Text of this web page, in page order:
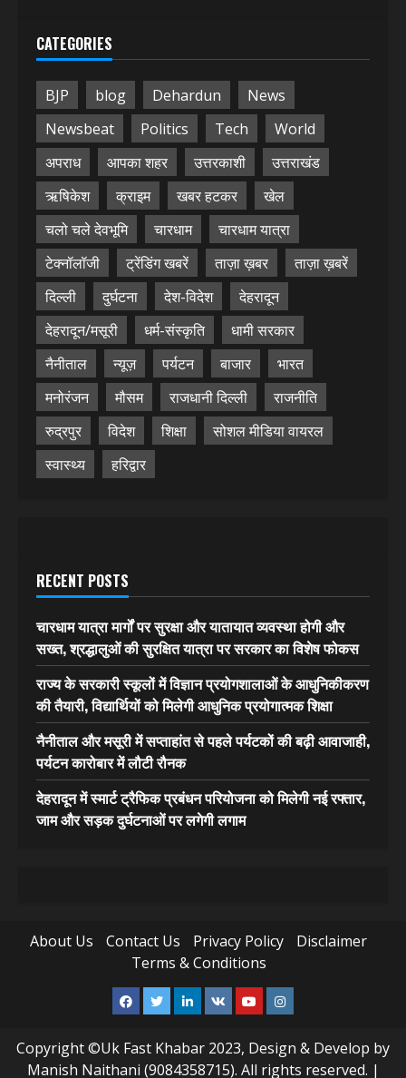
CATEGORIES
BJP blog Dehardun
News
Newsbeat
Politics Tech
World
अपराध
आपका शहर उत्तरकाशी
उत्तराखंड
ऋषिकेश
क्राइम खबर हटकर
खेल
चलो चले देवभूमि
चारधाम
चारधाम यात्रा
टेक्नॉलॉजी
ट्रेंडिंग खबरें ताज़ा ख़बर
ताज़ा ख़बरें
दिल्ली
दुर्घटना देश-विदेश
देहरादून
देहरादून/मसूरी
धर्म-संस्कृति
धामी सरकार
नैनीताल
न्यूज़ पर्यटन बाजार
भारत
मनोरंजन
मौसम राजधानी दिल्ली
राजनीति
रुद्रपुर
विदेश शिक्षा
सोशल मीडिया वायरल
स्वास्थ्य
हरिद्वार
RECENT POSTS
चारधाम यात्रा मार्गों पर सुरक्षा और यातायात व्यवस्था होगी और
सख्त, श्रद्धालुओं की सुरक्षित यात्रा पर सरकार का विशेष फोकस
राज्य के सरकारी स्कूलों में विज्ञान प्रयोगशालाओं के आधुनिकीकरण
की तैयारी, विद्यार्थियों को मिलेगी आधुनिक प्रयोगात्मक शिक्षा
नैनीताल और मसूरी में सप्ताहांत से पहले पर्यटकों की बढ़ी आवाजाही,
पर्यटन कारोबार में लौटी रौनक
देहरादून में स्मार्ट ट्रैफिक प्रबंधन परियोजना को मिलेगी नई रफ्तार,
जाम और सड़क दुर्घटनाओं पर लगेगी लगाम
About Us Contact Us Privacy Policy
Disclaimer
Terms & Conditions
Facebook
TwitterLinkedin
VK YoutubeInstagram
Copyright ©Uk Fast Khabar 2023, Design & Develop by
Manish Naithani (9084358715). All rights reserved. |